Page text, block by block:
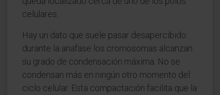
celulares.
Hay un dato que suele pasar desapercibido:
durante la anafase los cromosomas alcanzan
su grado de condensación máxima. No se
condensan más en ningún otro momento del
ciclo celular. Esta compactación facilita que la